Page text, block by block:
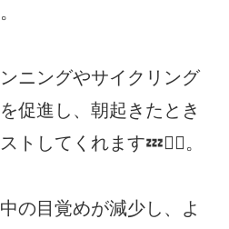
ニングやサイクリング
促進し、朝起きたとき
トしてくれます💤🏃‍♂️。
の目覚めが減少し、よ